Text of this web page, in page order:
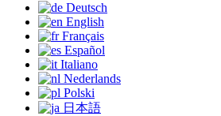
Deutsch
English
Français
Español
Italiano
Nederlands
Polski
日本語